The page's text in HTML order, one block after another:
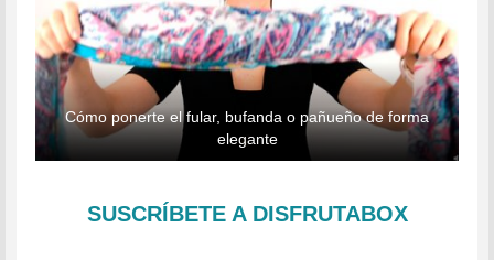
Cómo ponerte el fular, bufanda o pañueño de forma
elegante
SUSCRÍBETE A DISFRUTABOX